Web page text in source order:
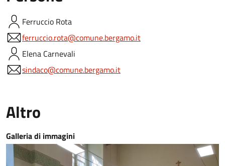
Ferruccio Rota
ferruccio.rota@comune.bergamo.it
Elena Carnevali
sindaco@comune.bergamo.it
Altro
Galleria di immagini